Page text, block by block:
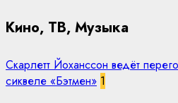
Кино, ТВ, Музыка
Скарлетт Йоханссон ведёт
сиквеле «Бэтмен» 1